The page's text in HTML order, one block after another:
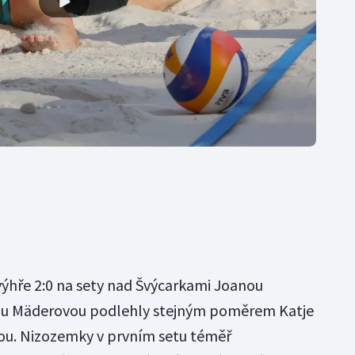
2:0 na sety nad Švýcarkami Joanou
Mäderovou podlehly stejným poměrem Katje
Nizozemky v prvním setu téměř